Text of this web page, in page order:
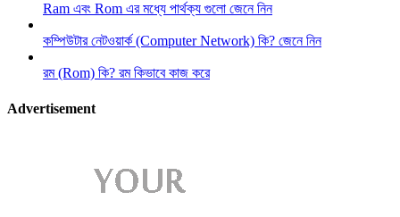
Ram এবং Rom এর মধ্যে পার্থক্য গুলো জেনে নিন
কম্পিউটার নেটওয়ার্ক (Computer Network) কি? জেনে নিন
রম (Rom) কি? রম কিভাবে কাজ করে
Advertisement